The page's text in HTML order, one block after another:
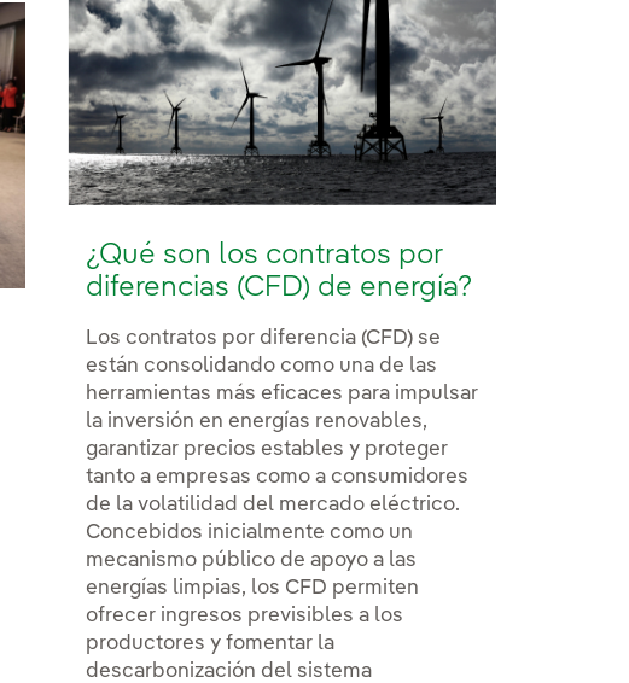
¿Qué son los contratos por
diferencias (CFD) de energía?
Los contratos por diferencia (CFD) se
están consolidando como una de las
herramientas más eficaces para impulsar
la inversión en energías renovables,
garantizar precios estables y proteger
tanto a empresas como a consumidores
de la volatilidad del mercado eléctrico.
Concebidos inicialmente como un
mecanismo público de apoyo a las
energías limpias, los CFD permiten
ofrecer ingresos previsibles a los
productores y fomentar la
descarbonización del sistema